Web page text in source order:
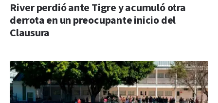
River perdió ante Tigre y acumuló otra
derrota en un preocupante inicio del
Clausura